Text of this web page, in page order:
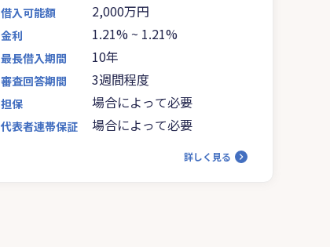
借入可能額 2,000万円
金利 1.21% ~ 1.21%
最長借入期間 10年
審査回答期間 3週間程度
担保 場合によって必要
代表者連帯保証 場合によって必要
詳しく見る